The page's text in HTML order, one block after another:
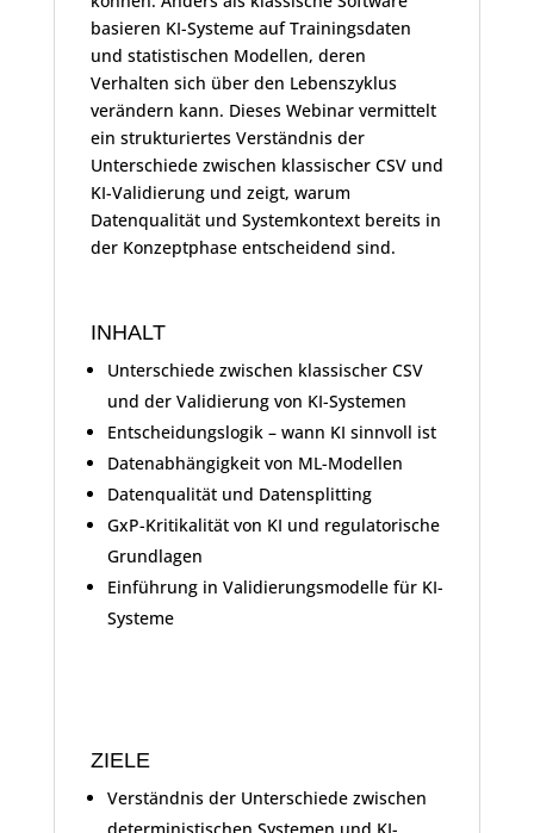
basieren KI-Systeme auf Trainingsdaten
und statistischen Modellen, deren
Verhalten sich über den Lebenszyklus
verändern kann. Dieses Webinar vermittelt
ein strukturiertes Verständnis der
Unterschiede zwischen klassischer CSV und
KI-Validierung und zeigt, warum
Datenqualität und Systemkontext bereits in
der Konzeptphase entscheidend sind.
INHALT
Unterschiede zwischen klassischer CSV
und der Validierung von KI-Systemen
Entscheidungslogik – wann KI sinnvoll ist
Datenabhängigkeit von ML-Modellen
Datenqualität und Datensplitting
GxP-Kritikalität von KI und regulatorische
Grundlagen
Einführung in Validierungsmodelle für KI-
Systeme
ZIELE
Verständnis der Unterschiede zwischen